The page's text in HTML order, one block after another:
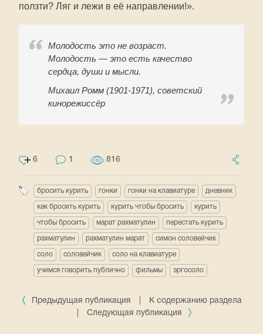
ползти? Ляг и лежи в её направлении!».
Молодость это не возраст.
Молодость — это есть качество
сердца, души и мысли.
Михаил Ромм (1901-1971), советский
кинорежиссёр
6 1 816
бросить курить гонки гонки на клавиатуре дневник
как бросить курить курить чтобы бросить курить
чтобы бросить марат рахматулин перестать курить
рахматулин рахматулин марат симон соловейчик
соло соловейчик соло на клавиатуре
учимся говорить публично фильмы эргосоло
Предыдущая публикация
К содержанию раздела
Следующая публикация